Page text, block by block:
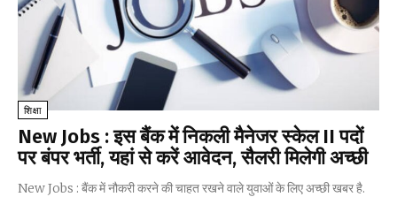
शिक्षा
New Jobs : इस बैंक में निकली मैनेजर स्केल II पदों
पर बंपर भर्ती, यहां से करें आवेदन, सैलरी मिलेगी अच्छी
New Jobs : बैंक में नौकरी करने की चाहत रखने वाले युवाओं के लिए अच्छी खबर है.